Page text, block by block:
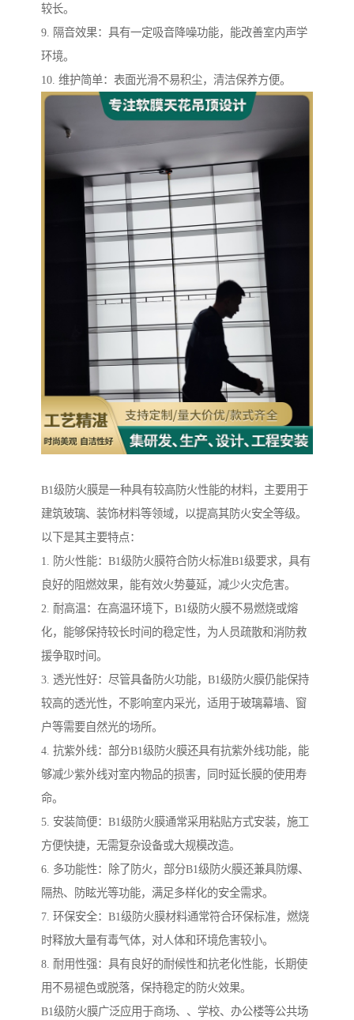
较长。
9. 隔音效果：具有一定吸音降噪功能，能改善室内声学
环境。
10. 维护简单：表面光滑不易积尘，清洁保养方便。
B1级防火膜是一种具有较高防火性能的材料，主要用于
建筑玻璃、装饰材料等领域，以提高其防火安全等级。
以下是其主要特点：
1. 防火性能：B1级防火膜符合防火标准B1级要求，具有
良好的阻燃效果，能有效火势蔓延，减少火灾危害。
2. 耐高温：在高温环境下，B1级防火膜不易燃烧或熔
化，能够保持较长时间的稳定性，为人员疏散和消防救
援争取时间。
3. 透光性好：尽管具备防火功能，B1级防火膜仍能保持
较高的透光性，不影响室内采光，适用于玻璃幕墙、窗
户等需要自然光的场所。
4. 抗紫外线：部分B1级防火膜还具有抗紫外线功能，能
够减少紫外线对室内物品的损害，同时延长膜的使用寿
命。
5. 安装简便：B1级防火膜通常采用粘贴方式安装，施工
方便快捷，无需复杂设备或大规模改造。
6. 多功能性：除了防火，部分B1级防火膜还兼具防爆、
隔热、防眩光等功能，满足多样化的安全需求。
7. 环保安全：B1级防火膜材料通常符合环保标准，燃烧
时释放大量有毒气体，对人体和环境危害较小。
8. 耐用性强：具有良好的耐候性和抗老化性能，长期使
用不易褪色或脱落，保持稳定的防火效果。
B1级防火膜广泛应用于商场、、学校、办公楼等公共场